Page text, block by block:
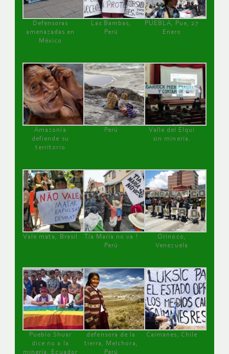
Defensoras
amenazadas en
México
Las Bambas,
Perú
PUEBLA, Pue, 27
Enero
Amazonía
defiende su
territorio
Perú
Valle del Elqui
sin minería.
Vale mata, Brasil
Tía María no va !
Perú
Orinoco,
Venezuela
Pueblo Shuar
dice no a la
minería, Ecuador
defensora de la
tierra, Melchora,
Perú
Caimanes, Chile